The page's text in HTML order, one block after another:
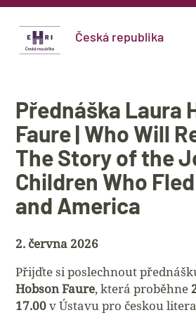
Česká republika
Přednáška Laura
Faure | Who Will
The Story of the
Children Who
and America
2. června 2026
Přijďte si poslechnout
Hobson Faure, která proběhne
17.00v Ústavu pro českou